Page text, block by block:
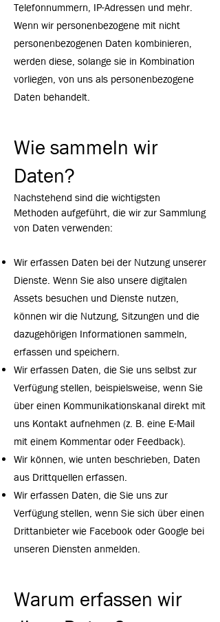
Telefonnummern, IP-Adressen und mehr.
Wenn wir personenbezogene mit nicht
personenbezogenen Daten kombinieren,
werden diese, solange sie in Kombination
vorliegen, von uns als personenbezogene
Daten behandelt.
Wie sammeln wir
Daten?
Nachstehend sind die wichtigsten
Methoden aufgeführt, die wir zur Sammlung
von Daten verwenden:
Wir erfassen Daten bei der Nutzung unserer
Dienste. Wenn Sie also unsere digitalen
Assets besuchen und Dienste nutzen,
können wir die Nutzung, Sitzungen und die
dazugehörigen Informationen sammeln,
erfassen und speichern.
Wir erfassen Daten, die Sie uns selbst zur
Verfügung stellen, beispielsweise, wenn Sie
über einen Kommunikationskanal direkt mit
uns Kontakt aufnehmen (z. B. eine E-Mail
mit einem Kommentar oder Feedback).
Wir können, wie unten beschrieben, Daten
aus Drittquellen erfassen.
Wir erfassen Daten, die Sie uns zur
Verfügung stellen, wenn Sie sich über einen
Drittanbieter wie Facebook oder Google bei
unseren Diensten anmelden.
Warum erfassen wir